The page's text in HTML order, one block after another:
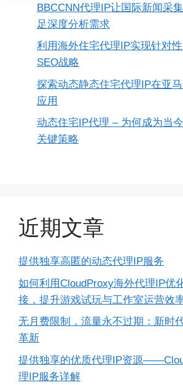
BBCCNN代理IP让国际新闻采
足深度分析需求
利用海外住宅代理IP实现针对
SEO战略
探索动态静态住宅代理IP在亚
应用
动态住宅IP代理 – 为何成为当
关键策略
近期文章
提供独享高匿的动态代理IP服务
如何利用CloudProxy海外代理IP优
接，提升游戏试玩与工作室运营效
无月费限制，流量永不过期：新时
革新
提供独享的优质代理IP资源
理IP服务详解